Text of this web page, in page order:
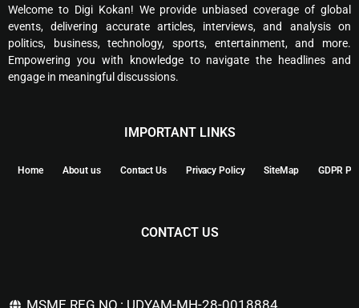
Welcome to Digi Kokan! We provide unbiased coverage of global
events, delivering accurate articles, interviews, and analysis on
politics, business, technology, sports, entertainment, and more.
Empowering you with knowledge to navigate the headlines and
engage in meaningful discussions.
IMPORTANT LINKS
Home About us Contact Us Privacy Policy SiteMap GDPR
CONTACT US